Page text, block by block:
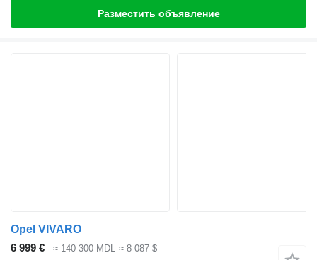
Разместить объявление
Opel VIVARO
6 999 €
≈ 140 300 MDL ≈ 8 087 $